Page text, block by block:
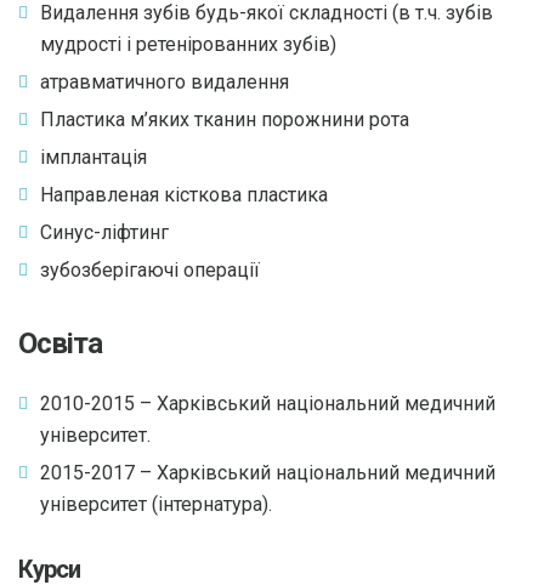
Видалення зубів будь-якої складності (в т.ч. зубів
мудрості і ретенірованних зубів)
атравматичного видалення
Пластика м’яких тканин порожнини рота
імплантація
Направленая кісткова пластика
Синус-ліфтинг
зубозберігаючі операції
Освіта
2010-2015 – Харківський національний медичний
університет.
2015-2017 – Харківський національний медичний
університет (інтернатура).
Курси